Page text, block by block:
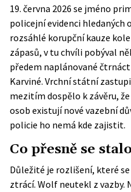
19. června 2026 se jméno
policejní evidenci hledaných
rozsáhlé korupční kauze
zápasů, v tu chvíli pobýval
předem naplánované
Karviné. Vrchní státní
mezitím dospělo k závěru,
osob existují nové vazební
policie ho nemá kde zajistit.
Co přesně se
Důležité je rozlišení, které
ztrácí. Wolf neutekl z vazby.